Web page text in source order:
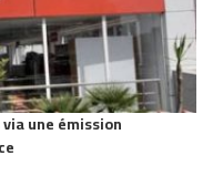
une émission